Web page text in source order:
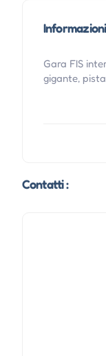
Gara FIS
gigante,
Contatti :